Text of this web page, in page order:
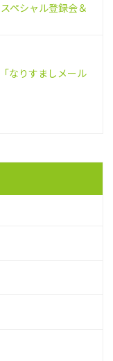
ペシャル登録会＆
なりすましメール